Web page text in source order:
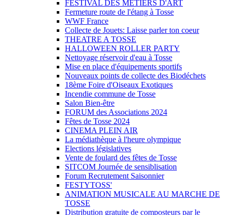
FESTIVAL DES METIERS D'ART
Fermeture route de l'étang à Tosse
WWF France
Collecte de Jouets: Laisse parler ton coeur
THEATRE A TOSSE
HALLOWEEN ROLLER PARTY
Nettoyage réservoir d'eau à Tosse
Mise en place d'équipements sportifs
Nouveaux points de collecte des Biodéchets
18ème Foire d'Oiseaux Exotiques
Incendie commune de Tosse
Salon Bien-être
FORUM des Associations 2024
Fêtes de Tosse 2024
CINEMA PLEIN AIR
La médiathèque à l'heure olympique
Elections législatives
Vente de foulard des fêtes de Tosse
SITCOM Journée de sensiblisation
Forum Recrutement Saisonnier
FESTYTOSS'
ANIMATION MUSICALE AU MARCHE DE
TOSSE
Distribution gratuite de composteurs par le